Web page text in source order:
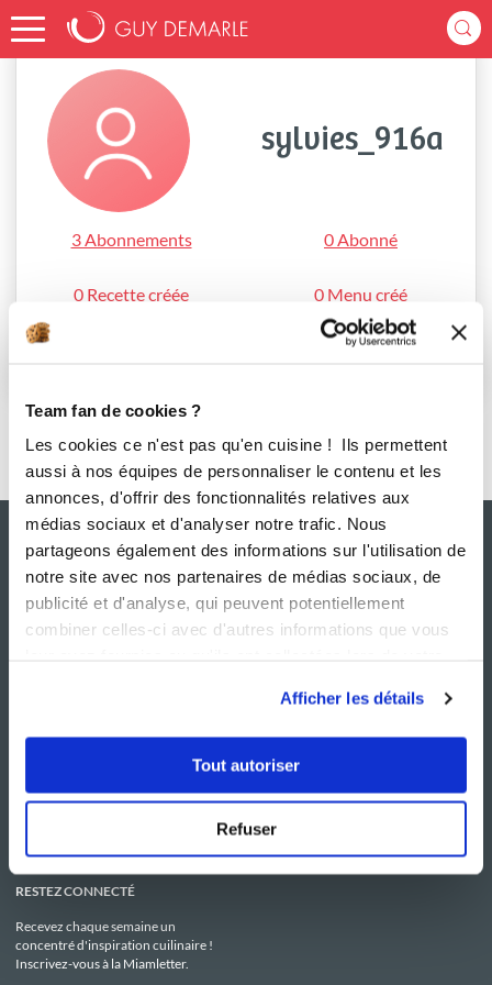
Team fan de cookies ?
Les cookies ce n'est pas qu'en cuisine ! Ils permettent
aussi à nos équipes de personnaliser le contenu et les
annonces, d'offrir des fonctionnalités relatives aux
médias sociaux et d'analyser notre trafic. Nous
partageons également des informations sur l'utilisation de
notre site avec nos partenaires de médias sociaux, de
publicité et d'analyse, qui peuvent potentiellement
combiner celles-ci avec d'autres informations que vous
Afficher les détails
Tout autoriser
Refuser
Accueil sylvies_916a
sylvies_916a
3 Abonnements 0 Abonné
0 Recette créée 0 Menu créé
Le Mag'
Boutique
C.G.U
Politique de confidentialité
Utilisation des Cookies
RESTEZ CONNECTÉ
Recevez chaque semaine un
concentré d'inspiration cuilinaire !
Inscrivez-vous à la Miamletter.